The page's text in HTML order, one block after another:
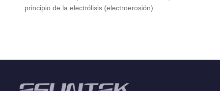
principio de la electrólisis (electroerosión).